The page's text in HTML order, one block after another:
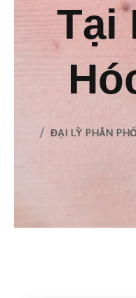
Tại
ĐẠI LÝ PHÂN